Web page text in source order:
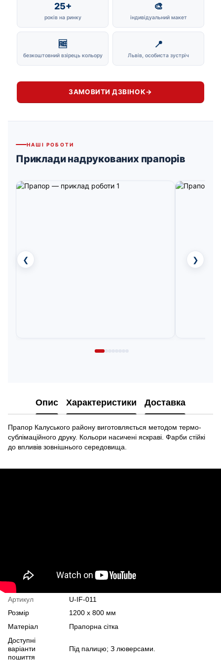
25+
років на ринку
🎨
індивідуальний макет
🆓
безкоштовний взірець кольору
📍
Львів, особиста зустріч
ЗАМОВИТИ ДЗВІНОК→
НАШІ РОБОТИ
Приклади надрукованих прапорів
❮ ❯
Опис Характеристики Доставка
Прапор Калуського району виготовляється методом термо-
сублімаційного друку. Кольори насичені яскраві. Фарби стійкі
до впливів зовнішнього середовища.
Артикул
U-IF-011
Розмір
1200 х 800 мм
Матеріал
Прапорна сітка
Доступні
варіанти
пошиття
Під палицю; З люверсами.